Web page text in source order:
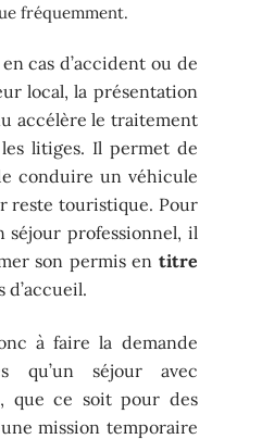
fréquemment.
cas d’accident ou de
local, la présentation
accélère le traitement
litiges. Il permet de
conduire un véhicule
reste touristique. Pour
professionnel, il
son permis en titre
d’accueil.
à faire la demande
qu’un séjour avec
que ce soit pour des
mission temporaire